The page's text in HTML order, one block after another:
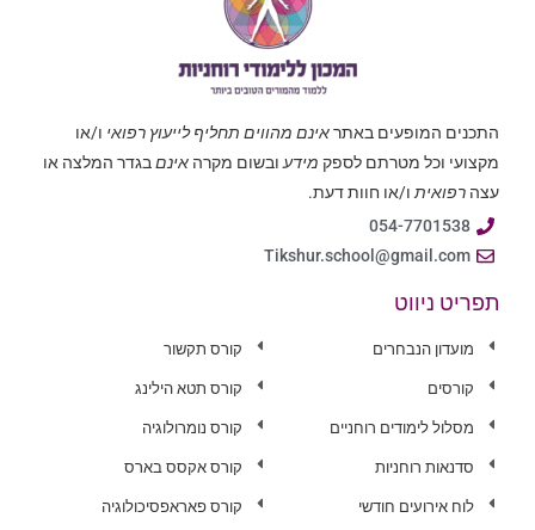
התכנים המופעים באתראינם מהווים תחליף לייעוץ רפואי ו/או
מקצועי וכל מטרתם לספק מידע ובשום מקרה אינםבגדר המלצה או
עצה רפואית ו/או חוות דעת.
054-7701538
Tikshur.school@gmail.com
תפריט ניווט
מועדון הנבחרים
קורסים
מסלול לימודים רוחניים
סדנאות רוחניות
לוח אירועים חודשי
קורס תקשור
קורס תטא הילינג
קורס נומרולוגיה
קורס אקסס בארס
קורס פאראפסיכולוגיה